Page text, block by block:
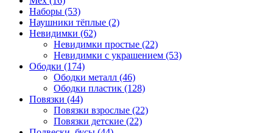
Наборы (53)
Наушники тёплые (2)
Невидимки (62)
Невидимки простые (22)
Невидимки с украшением (53)
Ободки (174)
Ободки металл (46)
Ободки пластик (128)
Повязки (44)
Повязки взрослые (22)
Повязки детские (22)